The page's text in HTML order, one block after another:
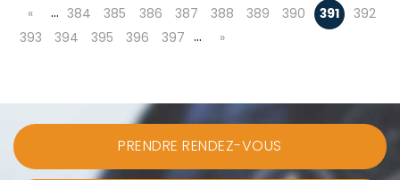
« … 384 385 386 387 388 389 390 391
392
393
394 395 396 397 … »
PRENDRE RENDEZ-VOUS